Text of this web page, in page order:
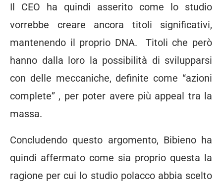
Il CEO ha quindi asserito come lo studio
vorrebbe creare ancora titoli significativi,
mantenendo il proprio DNA. Titoli che però
hanno dalla loro la possibilità di svilupparsi
con delle meccaniche, definite come “azioni
complete” , per poter avere più appeal tra la
massa.
Concludendo questo argomento, Bibieno ha
quindi affermato come sia proprio questa la
ragione per cui lo studio polacco abbia scelto